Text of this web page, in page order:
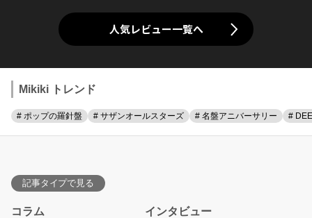
人気レビュー一覧へ
Mikiki トレンド
# ポップの羅針盤 # サザンオールスターズ # 名盤アニバーサリー #
記事タイプで見る
コラム
インタビュー